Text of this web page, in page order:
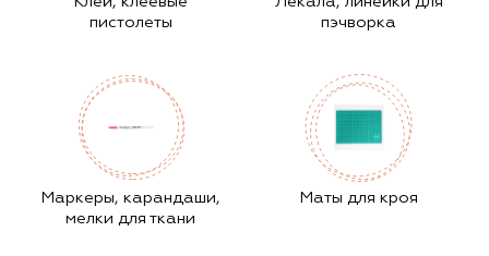
пистолеты
пэчворка
Маркеры, карандаши,
мелки для ткани
Маты для кроя